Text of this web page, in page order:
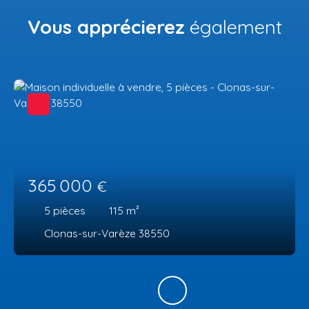
Vous apprécierez également
365 000 €
5 pièces 115 m²
Clonas-sur-Varèze 38550